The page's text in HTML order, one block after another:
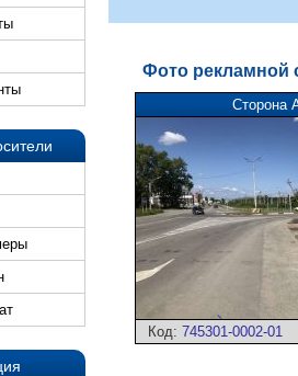
Фото рекламной
Сторона
Код: 745301-0002-01